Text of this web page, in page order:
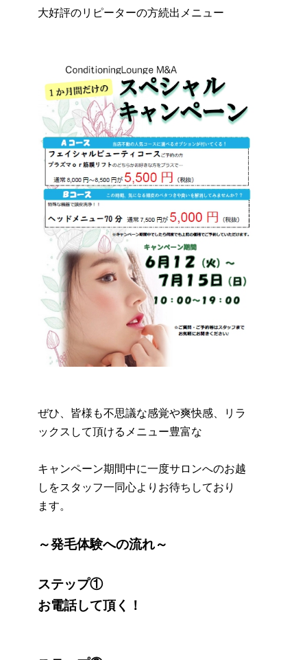
大好評のリピーターの方続出メニュー
ぜひ、皆様も不思議な感覚や爽快感、リラ
ックスして頂けるメニュー豊富な
キャンペーン期間中に一度サロンへのお越
しをスタッフ一同心よりお待ちしており
ます。
～発毛体験への流れ～
ステップ①
お電話して頂く！